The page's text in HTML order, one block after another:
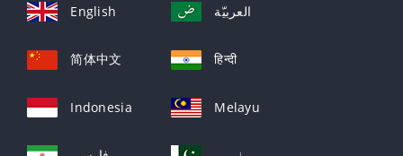
English العربيّة
简体中文 हिन्दी
Indonesia Melayu